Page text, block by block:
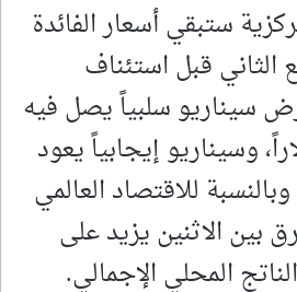
ستبقي أسعار الفائدة
الثاني قبل استئناف
سيناريو سلبياً يصل فيه
170 دولاراً، وسيناريو إيجابياً يعود
دولاراً. وبالنسبة للاقتصاد العالمي
الفارق بين الاثنين يزيد على
المحلي الإجمالي.